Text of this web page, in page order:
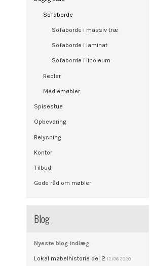
Sofaborde
Sofaborde i massiv træ
Sofaborde i laminat
Sofaborde i linoleum
Reoler
Mediemøbler
Spisestue
Opbevaring
Belysning
Kontor
Tilbud
Gode råd om møbler
Blog
Nyeste blog indlæg
Lokal møbelhistorie del 2 12/06 2020